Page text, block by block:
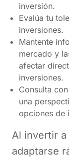
inversión.
Evalúa tu
inversiones.
Mantente
mercado y
afectar
inversiones.
Consulta
una
opciones de
Al invertir
adaptarse